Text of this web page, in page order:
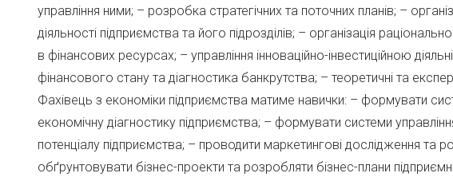
управління ними; – розробка стратегічних та поточних планів; –
діяльності підприємства та його підрозділів; – організація
в фінансових ресурсах; – управління інноваційно-інвестиційною
фінансового стану та діагностика банкрутства; – теоретичні та
Фахівець з економіки підприємства матиме навички: – формувати
економічну діагностику підприємства; – формувати системи
потенціалу підприємства; – проводити маркетингові дослідження та
обґрунтовувати бізнес-проекти та розробляти бізнес-плани